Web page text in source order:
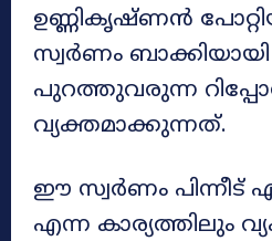
ഉണ്ണികൃഷ്ണൻ
സ്വർണം
പുറത്തുവരുന്ന
വ്യക്തമാക്കുന്നത്.
ഈ സ്വർണം
എന്ന കാര്യത്തിലും